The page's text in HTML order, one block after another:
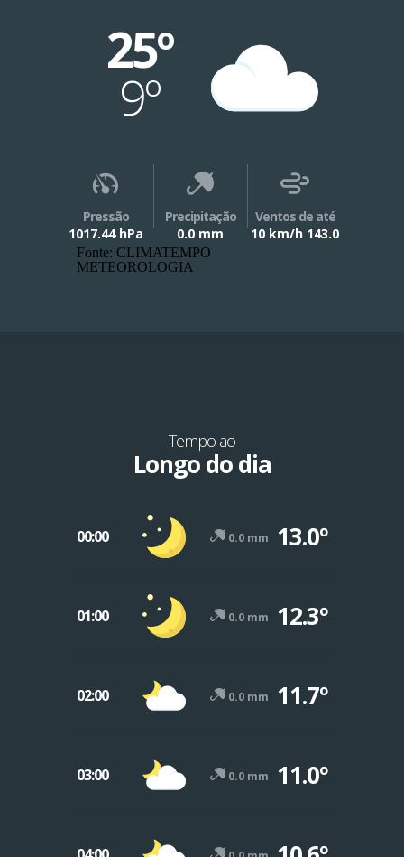
25º
9º
Pressão
1017.44 hPa
Precipitação
0.0 mm
Ventos de até
10 km/h 143.0
Fonte: CLIMATEMPO
METEOROLOGIA
Tempo ao
Longo do dia
00:00 0.0 mm 13.0º
01:00 0.0 mm 12.3º
02:00 0.0 mm 11.7º
03:00 0.0 mm 11.0º